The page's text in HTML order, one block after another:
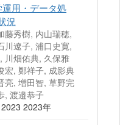
用・データ処
況
藤秀樹, 内山瑞穂,
川遼子, 浦口史寛,
川畑佑典, 久保雅
宏, 鄭祥子, 成影典
亮, 増田智, 草野完
, 渡邉恭子
2023年